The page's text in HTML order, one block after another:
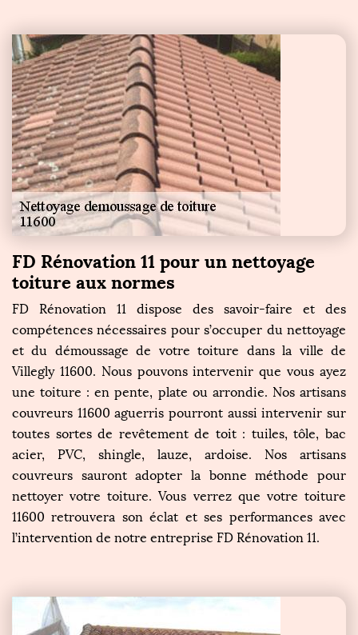
FD Rénovation 11 pour un nettoyage
toiture aux normes
FD Rénovation 11 dispose des savoir-faire et des
compétences nécessaires pour s’occuper du nettoyage
et du démoussage de votre toiture dans la ville de
Villegly 11600. Nous pouvons intervenir que vous ayez
une toiture : en pente, plate ou arrondie. Nos artisans
couvreurs 11600 aguerris pourront aussi intervenir sur
toutes sortes de revêtement de toit : tuiles, tôle, bac
acier, PVC, shingle, lauze, ardoise. Nos artisans
couvreurs sauront adopter la bonne méthode pour
nettoyer votre toiture. Vous verrez que votre toiture
11600 retrouvera son éclat et ses performances avec
l’intervention de notre entreprise FD Rénovation 11.